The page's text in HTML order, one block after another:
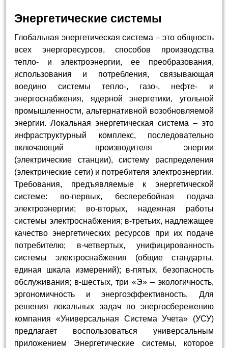
Энергетические системы
Глобальная энергетическая система – это общность
всех энергоресурсов, способов производства
тепло- и электроэнергии, ее преобразования,
использования и потребления, связывающая
воедино системы тепло-, газо-, нефте- и
энергоснабжения, ядерной энергетики, угольной
промышленности, альтернативной возобновляемой
энергии. Локальная энергетическая система – это
инфраструктурный комплекс, последовательно
включающий производителя энергии
(электрические станции), систему распределения
(электрические сети) и потребителя электроэнергии.
Требования, предъявляемые к энергетической
системе: во-первых, бесперебойная подача
электроэнергии; во-вторых, надежная работы
системы электроснабжения; в-третьих, надлежащее
качество энергетических ресурсов при их подаче
потребителю; в-четвертых, унифицированность
системы электроснабжения (общие стандарты,
единая шкала измерений); в-пятых, безопасность
обслуживания; в-шестых, три «Э» – экологичность,
эргономичность и энергоэффективность. Для
решения локальных задач по энергосбережению
компания «Универсальная Система Учета» (УСУ)
предлагает воспользоваться универсальным
приложением Энергетические системы, которое